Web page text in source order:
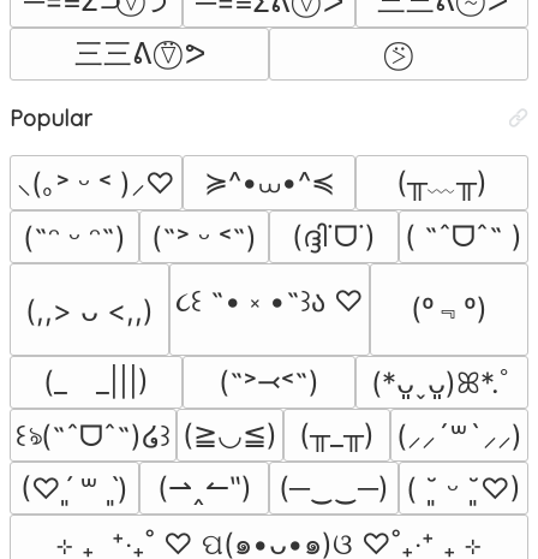
三三ᕕ ⍢⃝ ᕗ
⍩⃝
Popular
⸜(｡˃ ᵕ ˂ )⸝♡ ≽^•⩊•^≼
(╥﹏╥)
(˶ᵔ ᵕ ᵔ˶)
(˶˃ ᵕ ˂˶) (ദ്ദി˙ᗜ˙) ( ˶ˆᗜˆ˵ )
(,,> ᴗ <,,) ૮꒰ ˶• ༝ •˶꒱ა ♡ (º﹃º)
(_　_|||) (˶˃⤙˂˶)
(*ᴗ͈ˬᴗ͈)ꕤ*.ﾟ
꒰ঌ(˶ˆᗜˆ˵)໒꒱ (≧◡≦) (╥_╥)
(⸝⸝´꒳`⸝⸝)
(♡ˊ͈ ꒳ ˋ͈)
(⇀‸↼‶) (─‿‿─)
( ˘͈ ᵕ ˘͈♡)
⊹ ₊  ⁺‧₊˚ ♡ ପ(๑•ᴗ•๑)ଓ ♡˚₊‧⁺ ₊ ⊹